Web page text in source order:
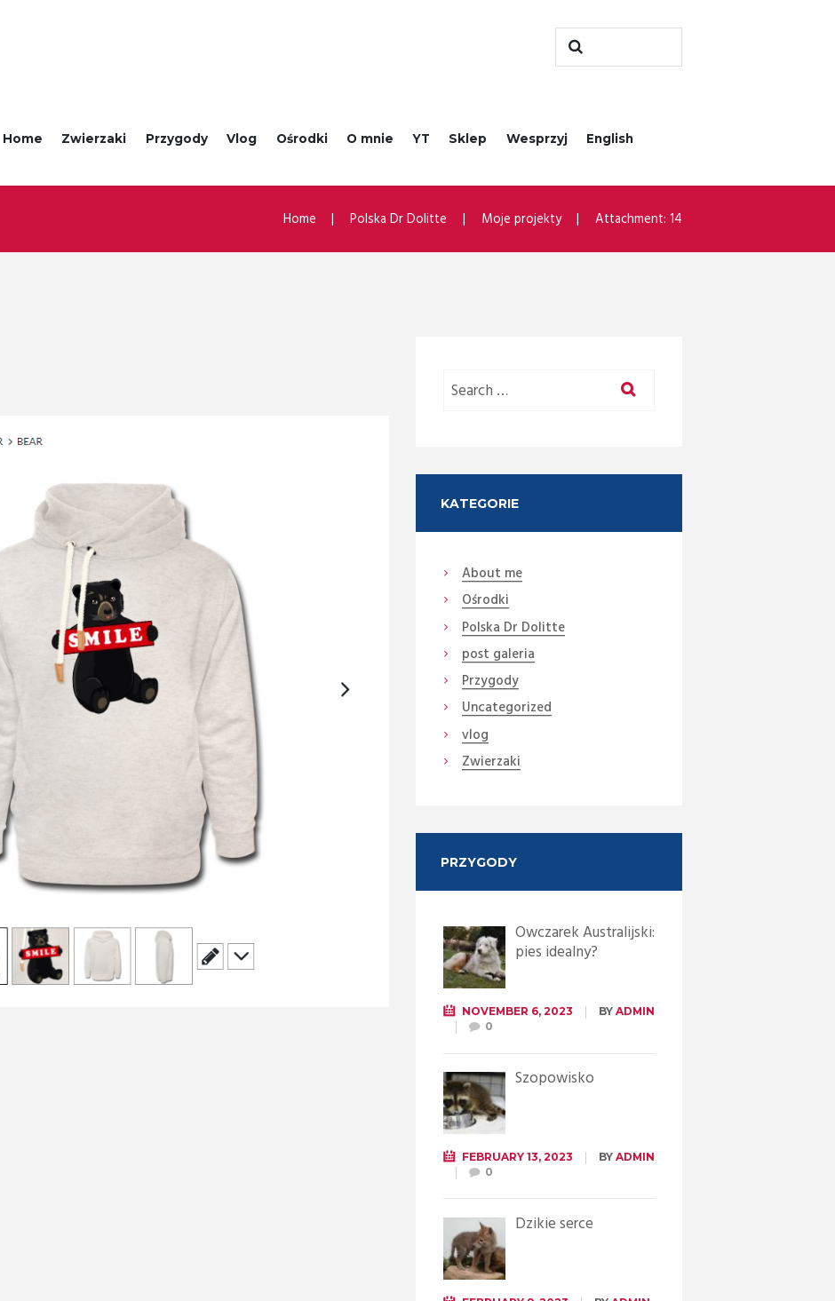
Home Zwierzaki Przygody Vlog Ośrodki O mnie YT Sklep Wesprzyj English
Home Polska Dr Dolitte Moje projekty Attachment: 14
KATEGORIE
About me
Ośrodki
Polska Dr Dolitte
post galeria
Przygody
Uncategorized
vlog
Zwierzaki
PRZYGODY
Owczarek Australijski:
pies idealny?
NOVEMBER 6, 2023 BY ADMIN
0
Szopowisko
FEBRUARY 13, 2023 BY ADMIN
0
Dzikie serce